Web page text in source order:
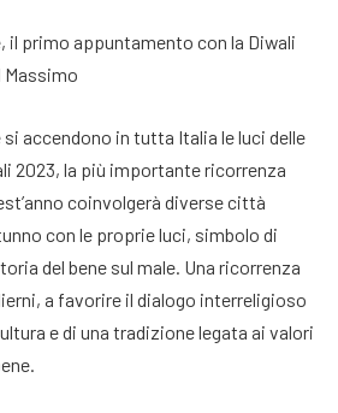
il primo appuntamento con la Diwali
Massimo
accendono in tutta Italia le luci delle
2023, la più importante ricorrenza
coinvolgerà diverse città
con le proprie luci, simbolo di
del bene sul male. Una ricorrenza
a favorire il dialogo interreligioso
e di una tradizione legata ai valori